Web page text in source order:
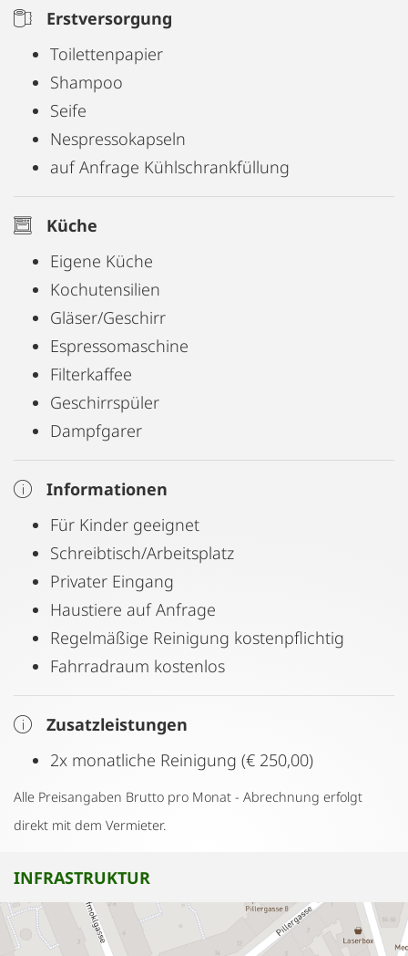
Erstversorgung
Toilettenpapier
Shampoo
Seife
Nespressokapseln
auf Anfrage Kühlschrankfüllung
Küche
Eigene Küche
Kochutensilien
Gläser/Geschirr
Espressomaschine
Filterkaffee
Geschirrspüler
Dampfgarer
Informationen
Für Kinder geeignet
Schreibtisch/Arbeitsplatz
Privater Eingang
Haustiere auf Anfrage
Regelmäßige Reinigung kostenpflichtig
Fahrradraum kostenlos
Zusatzleistungen
2x monatliche Reinigung (€ 250,00)
Alle Preisangaben Brutto pro Monat - Abrechnung erfolgt
direkt mit dem Vermieter.
INFRASTRUKTUR